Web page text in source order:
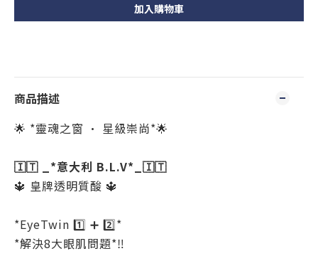
加入購物車
商品描述
🌟 *靈魂之窗 · 星級崇尚*🌟
🇮🇹 _*意大利 B.L.V*_🇮🇹
🔱 皇牌透明質酸 🔱
*EyeTwin 1️⃣ ➕ 2️⃣*
*解決8大眼肌問題*‼️